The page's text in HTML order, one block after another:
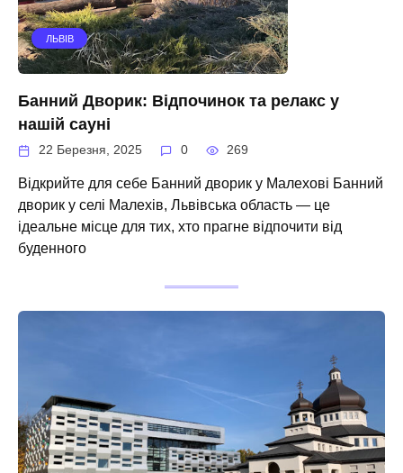
ЛЬВІВ
Банний Дворик: Відпочинок та релакс у
нашій сауні
22 Березня, 2025 0 269
Відкрийте для себе Банний дворик у Малехові Банний
дворик у селі Малехів, Львівська область — це
ідеальне місце для тих, хто прагне відпочити від
буденного